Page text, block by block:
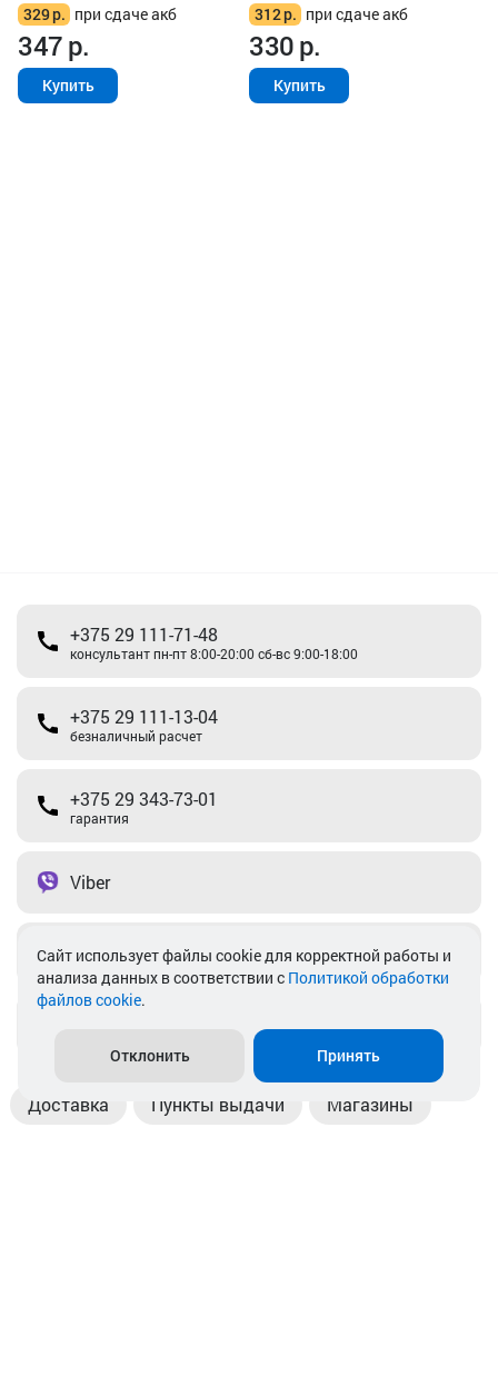
329р. при сдаче акб
347р.
Купить
312р. при сдаче акб
330р.
Купить
+375 29 111-71-48
консультант пн-пт 8:00-20:00 сб-вс 9:00-18:00
+375 29 111-13-04
безналичный расчет
+375 29 343-73-01
гарантия
Viber
Telegram
Доставка Пункты выдачи Магазины
Cайт использует файлы cookie для корректной работы и
анализа данных в соответствии с Политикой обработки
файлов cookie.
Отклонить Принять